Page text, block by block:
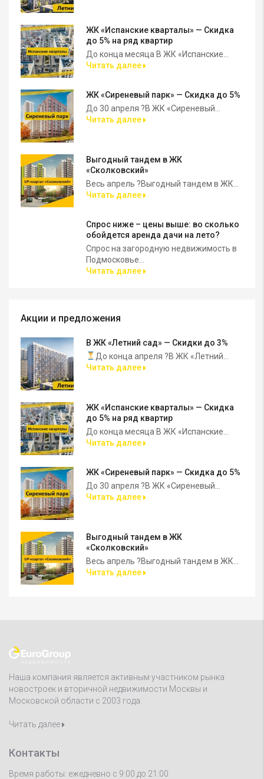
ЖК «Испанские кварталы» — Скидка
до 5% на ряд квартир
До конца месяца В ЖК «Испанские...
Читать далее
ЖК «Сиреневый парк» — Скидка до 5%
До 30 апреля ?В ЖК «Сиреневый...
Читать далее
Выгодный тандем в ЖК
«Сколковский»
Весь апрель ?Выгодный тандем в ЖК...
Читать далее
Спрос ниже – цены выше: во сколько
обойдется аренда дачи на лето?
Спрос на загородную недвижимость в
Подмосковье...
Читать далее
Акции и предложения
В ЖК «Летний сад» — Скидки до 3%
До конца апреля ?В ЖК «Летний...
Читать далее
ЖК «Испанские кварталы» — Скидка
до 5% на ряд квартир
До конца месяца В ЖК «Испанские...
Читать далее
ЖК «Сиреневый парк» — Скидка до 5%
До 30 апреля ?В ЖК «Сиреневый...
Читать далее
Выгодный тандем в ЖК
«Сколковский»
Весь апрель ?Выгодный тандем в ЖК...
Читать далее
Наша компания является активным участником рынка
новостроек и вторичной недвижимости Москвы и
Московской области с 2003 года.
Читать далее
Контакты
Время работы: ежедневно с 9:00 до 21:00